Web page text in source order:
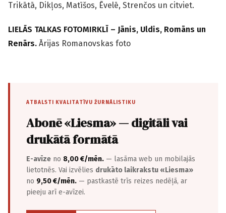
Trikātā, Dikļos, Matīšos, Ēvelē, Strenčos un citviet.
LIELĀS TALKAS FOTOMIRKLĪ – Jānis, Uldis, Romāns un
Renārs. Ārijas Romanovskas foto
ATBALSTI KVALITATĪVU ŽURNĀLISTIKU
Abonē «Liesma» — digitāli vai
drukātā formātā
E-avīze no 8,00 €/mēn. — lasāma web un mobilajās
lietotnēs. Vai izvēlies drukāto laikrakstu «Liesma»
no 9,50 €/mēn. — pastkastē trīs reizes nedēļā, ar
pieeju arī e-avīzei.